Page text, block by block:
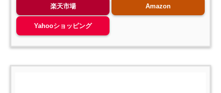
楽天市場 Amazon
Yahooショッピング